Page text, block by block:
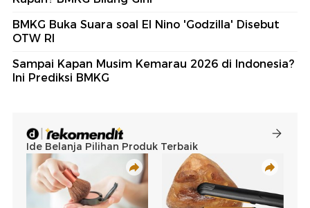
BMKG Buka Suara soal El Nino 'Godzilla' Disebut
OTW RI
Sampai Kapan Musim Kemarau 2026 di Indonesia?
Ini Prediksi BMKG